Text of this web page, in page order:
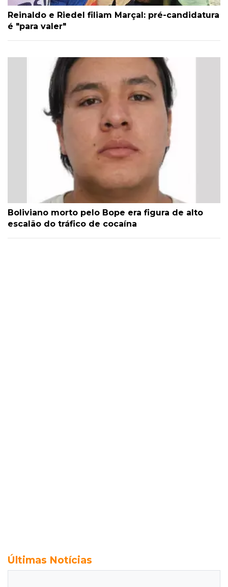
Reinaldo e Riedel filiam Marçal: pré-candidatura
é "para valer"
Boliviano morto pelo Bope era figura de alto
escalão do tráfico de cocaína
Últimas Notícias